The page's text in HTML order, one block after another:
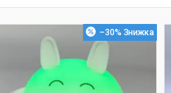
–30%